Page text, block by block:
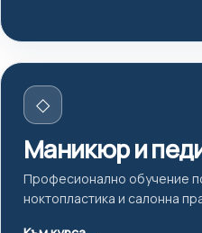
◇
Маникюр и
Професионално обучение
ноктопластика и салонна